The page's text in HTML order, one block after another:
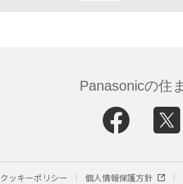
Panasonicの住
クッキーポリシー
個人情報保護方針